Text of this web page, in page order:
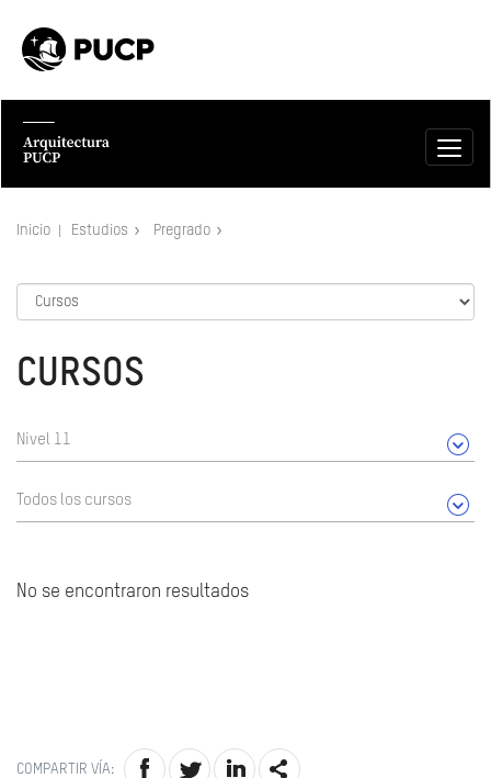
Inicio Estudios Pregrado
CURSOS
Nivel 11
Todos los cursos
No se encontraron resultados
COMPARTIR VÍA: